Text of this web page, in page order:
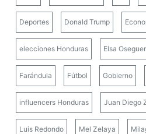
Deportes Donald Trump
elecciones Honduras Elsa
Farándula Fútbol Gobierno
influencers Honduras Juan Diego
Luis Redondo Mel Zelaya